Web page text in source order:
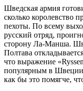
Шведская армия
сколько королевство
пехоты. По всему
русский отряд,
сторону Ла-Манша.
Полтава
что выражение
популярным в Швеции
как бы это помягче,